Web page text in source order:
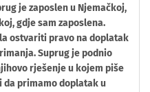
je zaposlen u Njemačkoj,
gdje sam zaposlena.
ostvariti pravo na doplatak
Suprug je podnio
rješenje u kojem piše
da primamo doplatak u